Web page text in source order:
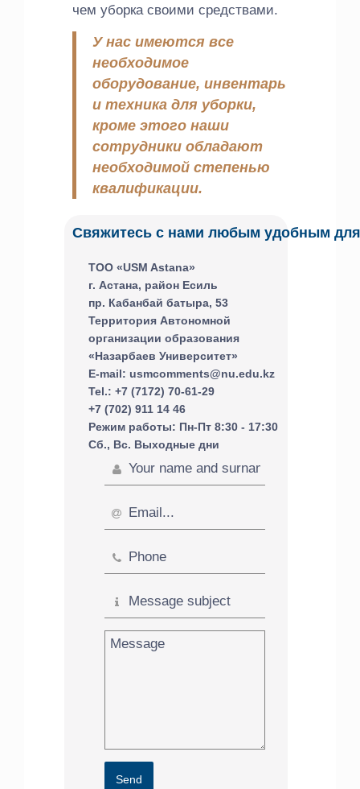
чем уборка своими средствами.
У нас имеются все
необходимое
оборудование, инвентарь
и техника для уборки,
кроме этого наши
сотрудники обладают
необходимой степенью
квалификации.
Свяжитесь с нами любым удобным
ТОО «USM Astana»
г. Астана, район Есиль
пр. Кабанбай батыра, 53
Территория Автономной
организации образования
«Назарбаев Университет»
E-mail: usmcomments@nu.edu.kz
Tel.: +7 (7172) 70-61-29
+7 (702) 911 14 46
Режим работы: Пн-Пт 8:30 - 17:30
Сб., Вс. Выходные дни
Send